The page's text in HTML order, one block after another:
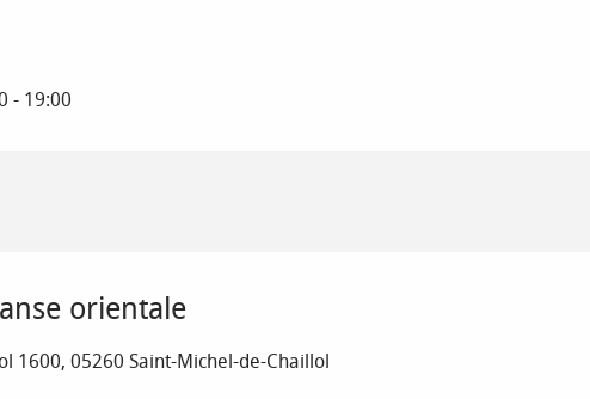
- 19:00
orientale
1600, 05260 Saint-Michel-de-Chaillol